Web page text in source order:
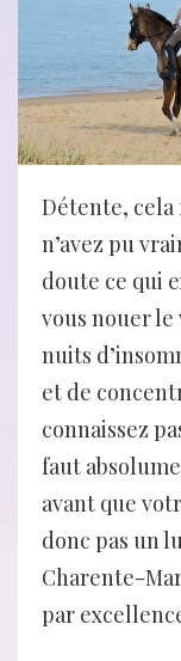
Détente, cela
n’avez pu
doute ce qui
vous nouer
nuits
et de
connaissez
faut
avant que
donc pas un
Charente-
par